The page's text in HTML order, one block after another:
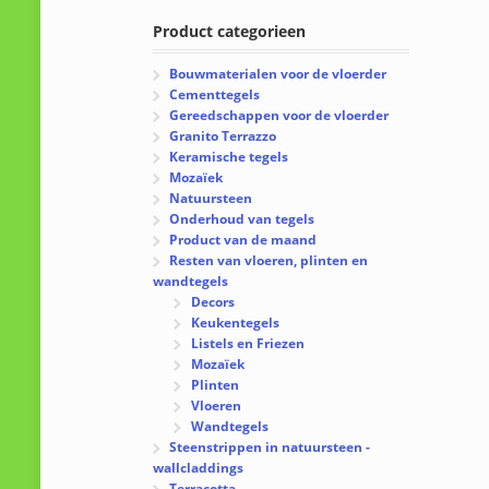
Product categorieen
Bouwmaterialen voor de vloerder
Cementtegels
Gereedschappen voor de vloerder
Granito Terrazzo
Keramische tegels
Mozaïek
Natuursteen
Onderhoud van tegels
Product van de maand
Resten van vloeren, plinten en
wandtegels
Decors
Keukentegels
Listels en Friezen
Mozaïek
Plinten
Vloeren
Wandtegels
Steenstrippen in natuursteen -
wallcladdings